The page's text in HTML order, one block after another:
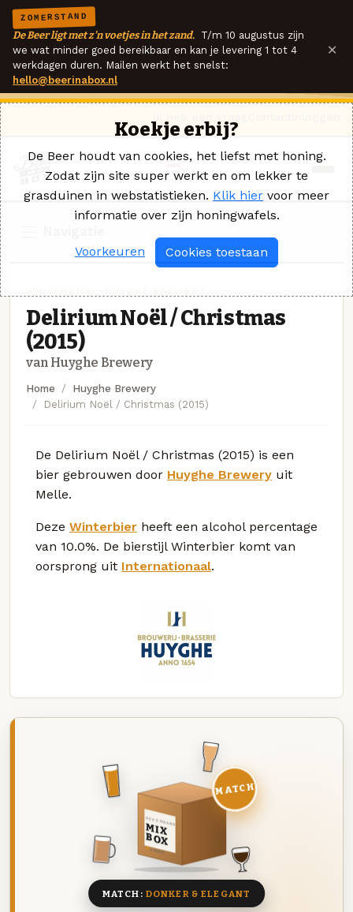
ZOMERSTAND
De Beer ligt met z'n voetjes in het zand. T/m 10 augustus zijn
we wat minder goed bereikbaar en kan je levering 1 tot 4
werkdagen duren. Mailen werkt het snelst:
hello@beerinabox.nl
×
Delirium Noël / Christmas
(2015)
van Huyghe Brewery
Home
Huyghe Brewery
Delirium Noël / Christmas (2015)
De Delirium Noël / Christmas (2015) is een
bier gebrouwen door Huyghe Brewery uit
Melle.
Deze Winterbier heeft een alcohol percentage
van 10.0%. De bierstijl Winterbier komt van
oorsprong uit Internationaal.
DEZE MAAND
MIX
BOX
8 BIEREN
MATCH
MATCH: DONKER & ELEGANT
Koekje erbij?
De Beer houdt van cookies, het liefst met honing.
Zodat zijn site super werkt en om lekker te
grasduinen in webstatistieken. Klik hier voor meer
informatie over zijn honingwafels.
Voorkeuren Cookies toestaan